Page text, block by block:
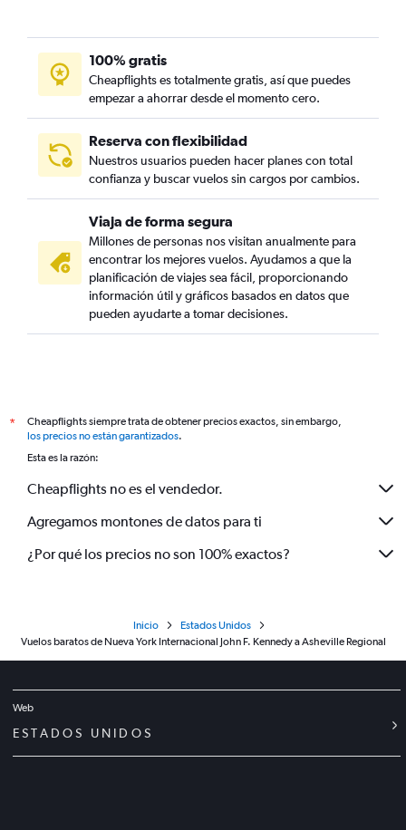
100% gratis
Cheapflights es totalmente gratis, así que puedes
empezar a ahorrar desde el momento cero.
Reserva con flexibilidad
Nuestros usuarios pueden hacer planes con total
confianza y buscar vuelos sin cargos por cambios.
Viaja de forma segura
Millones de personas nos visitan anualmente para
encontrar los mejores vuelos. Ayudamos a que la
planificación de viajes sea fácil, proporcionando
información útil y gráficos basados en datos que
pueden ayudarte a tomar decisiones.
*
Cheapflights siempre trata de obtener precios exactos, sin embargo,
los precios no están garantizados.
Esta es la razón:
Cheapflights no es el vendedor.
Agregamos montones de datos para ti
¿Por qué los precios no son 100% exactos?
Inicio
Estados Unidos
Vuelos baratos de Nueva York Internacional John F. Kennedy a Asheville Regional
Web
ESTADOS UNIDOS